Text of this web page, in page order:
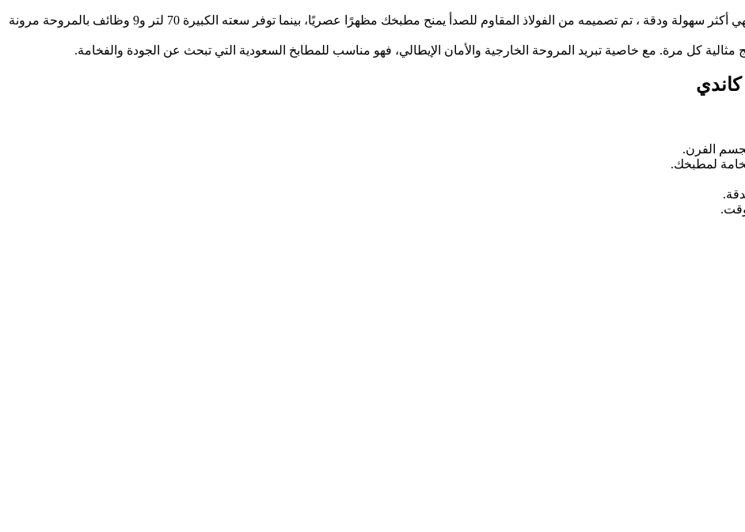
مع فرن كهربائي بلت ان​ إيطالي من كاندي، ستجعل تجربة الطهي أكثر سهولة ودقة ، تم تصميمه من الفولاذ المقاوم للصدأ يمنح مطبخك مظهرًا عصريًا، بينما توفر سعته الكبيرة 70 لتر و9 وظائف بالمروحة مرونة
كل مرة. مع خاصية تبريد المروحة الخارجية والأمان الإيطالي، فهو مناسب للمطابخ السعودية التي تبحث عن الجودة والفخامة.
الفرن.
لمطبخك.